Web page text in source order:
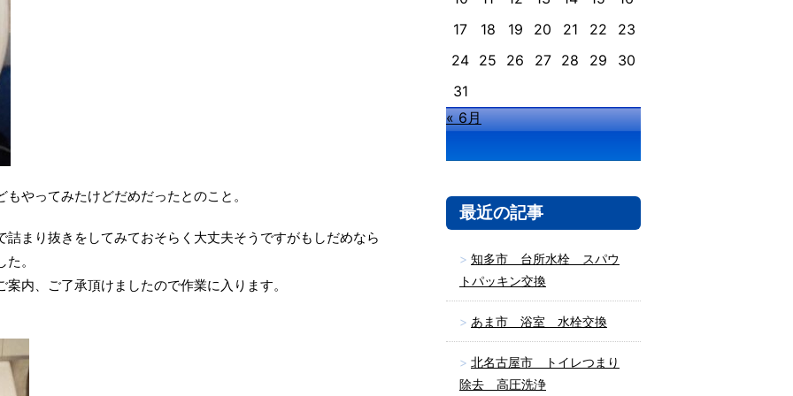
やってみたけどだめだったとのこと。
まり抜きをしてみておそらく大丈夫そうですがもしだめなら
。
内、ご了承頂けましたので作業に入ります。
17
18 19 20 21 22
23
24 25 26 27 28 29
30
31
« 6月
最近の記事
知多市 台所水栓 スパウ
トパッキン交換
あま市 浴室 水栓交換
北名古屋市 トイレつまり
除去 高圧洗浄